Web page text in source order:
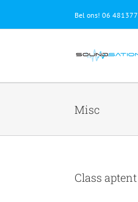
content
Bel ons! 06
Misc
Class